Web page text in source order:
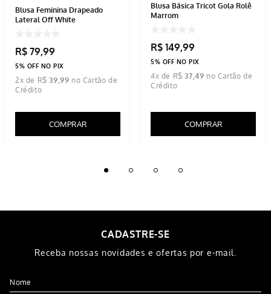
Blusa Feminina Drapeado
Lateral Off White
R$ 79,99
5% OFF NO PIX
2x de R$ 39 ,99
COMPRAR
Blusa Básica Tricot Gola Rolê
Marrom
R$ 149,99
5% OFF NO PIX
4x de R$ 37 ,49
COMPRAR
CADASTRE-SE
Receba nossas novidades e ofertas por e-mail.